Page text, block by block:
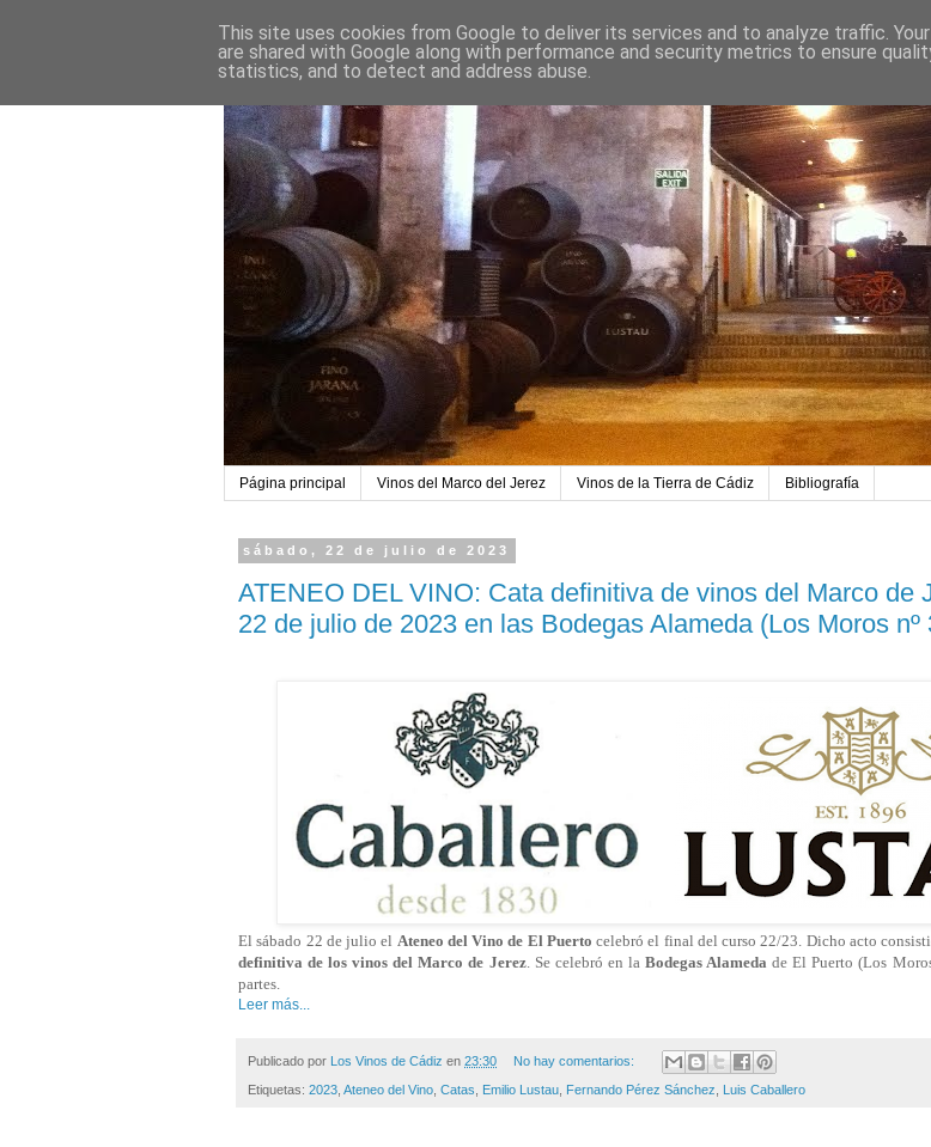
Página principal Vinos del Marco del Jerez Vinos de la Tierra de Cádiz Bibliografía
sábado, 22 de julio de 2023
ATENEO DEL VINO: Cata definitiva de vinos del Marco de
22 de julio de 2023 en las Bodegas Alameda (Los Moros nº
El sábado 22 de julio el Ateneo del Vino de El Puerto celebró el final del curso 22/23. Dicho acto
definitiva de los vinos del Marco de Jerez. Se celebró en laBodegas Alameda de El Puerto (Los
partes.
Leer más...
Publicado por Los Vinos de Cádiz en 23:30 No hay comentarios:
Etiquetas: 2023, Ateneo del Vino, Catas, Emilio Lustau, Fernando Pérez Sánchez, Luis Caballero
This site uses cookies from Google to deliver its services and to analyze traffic.
are shared with Google along with performance and security metrics to ensure
statistics, and to detect and address abuse.